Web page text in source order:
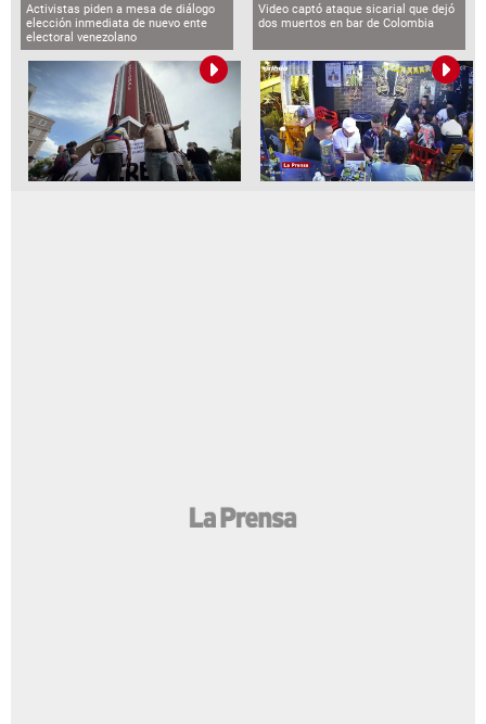
Activistas piden a mesa de diálogo
elección inmediata de nuevo ente
electoral venezolano
Video captó ataque sicarial que dejó
dos muertos en bar de Colombia